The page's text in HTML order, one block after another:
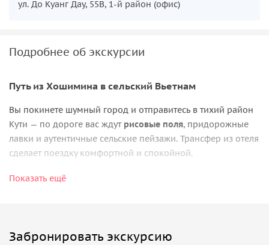
ул. До Куанг Дау, 55B, 1-й район (офис)
Подробнее об экскурсии
Путь из Хошимина в сельский Вьетнам
Вы покинете шумный город и отправитесь в тихий район
Кути — по дороге вас ждут рисовые поля, придорожные
лавки и аутентичные сельские пейзажи. Трансфер из отеля
сделает поездку комфортной и спокойной.
Экскурсия начинается с погружения в историю — вы
как всего «3–4 метра» земли защищали бойцов от
Показать ещё
Забронировать экскурсию